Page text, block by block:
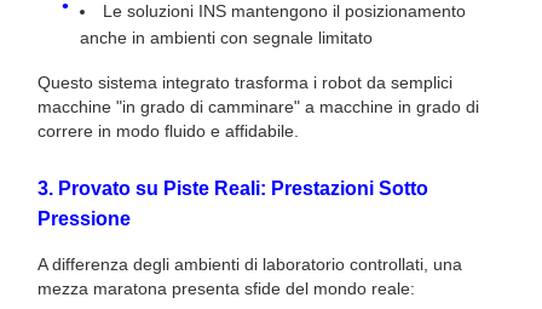
Le soluzioni INS mantengono il posizionamento
anche in ambienti con segnale limitato
Questo sistema integrato trasforma i robot da semplici
macchine "in grado di camminare" a macchine in grado di
correre in modo fluido e affidabile.
3. Provato su Piste Reali: Prestazioni Sotto
Pressione
A differenza degli ambienti di laboratorio controllati, una
mezza maratona presenta sfide del mondo reale: